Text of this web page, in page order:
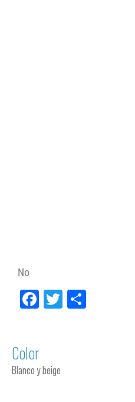
No
Facebook
Twitter
Color
Blanco y beige